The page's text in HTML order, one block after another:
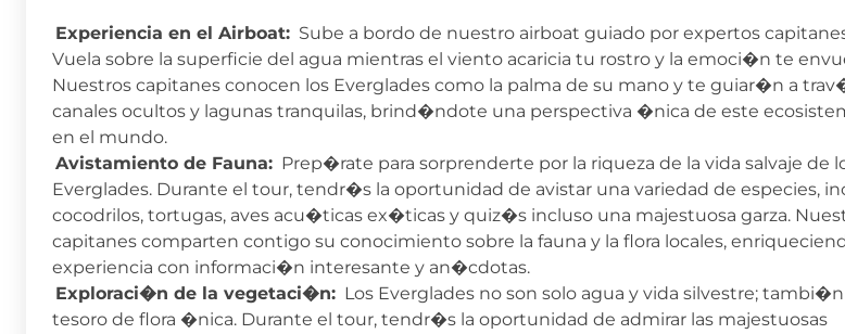
Experiencia en el Airboat: Sube a bordo de nuestro airboat guiado por expertos
Vuela sobre la superficie del agua mientras el viento acaricia tu rostro y la emoci�n te
Nuestros capitanes conocen los Everglades como la palma de su mano y te guiar�n a
canales ocultos y lagunas tranquilas, brind�ndote una perspectiva �nica de este
en el mundo.
Avistamiento de Fauna: Prep�rate para sorprenderte por la riqueza de la vida salvaje de
Everglades. Durante el tour, tendr�s la oportunidad de avistar una variedad de especies,
cocodrilos, tortugas, aves acu�ticas ex�ticas y quiz�s incluso una majestuosa garza.
capitanes comparten contigo su conocimiento sobre la fauna y la flora locales,
experiencia con informaci�n interesante y an�cdotas.
Exploraci�n de la vegetaci�n: Los Everglades no son solo agua y vida silvestre;
tesoro de flora �nica. Durante el tour, tendr�s la oportunidad de admirar las majestuosas